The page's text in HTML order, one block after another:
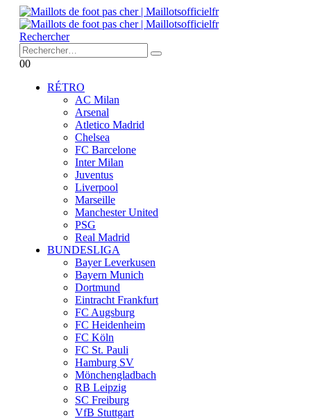
Rechercher
00
RÉTRO
AC Milan
Arsenal
Atletico Madrid
Chelsea
FC Barcelone
Inter Milan
Juventus
Liverpool
Marseille
Manchester United
PSG
Real Madrid
BUNDESLIGA
Bayer Leverkusen
Bayern Munich
Dortmund
Eintracht Frankfurt
FC Augsburg
FC Heidenheim
FC Köln
FC St. Pauli
Hamburg SV
Mönchengladbach
RB Leipzig
SC Freiburg
VfB Stuttgart